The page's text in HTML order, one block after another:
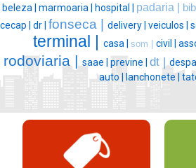
beleza | marmoaria | hospital | padaria |
cecap | dr | fonseca | delivery | veiculos |
terminal | casa | som | civil |
rodoviaria | saae | previne | dt |
auto | lanchonete |